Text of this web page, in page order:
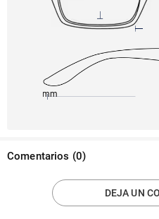
145mm
Comentarios (0)
DEJA UN